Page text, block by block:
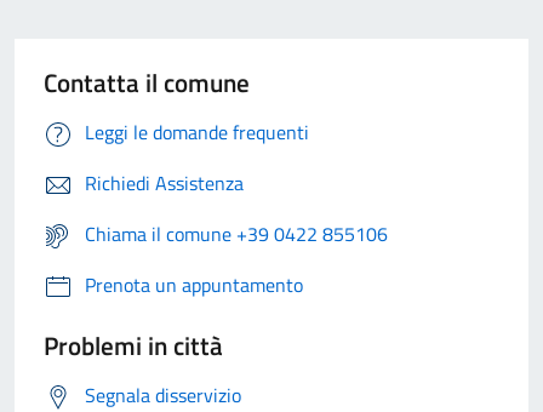
Contatta il comune
Leggi le domande frequenti
Richiedi Assistenza
Chiama il comune +39 0422 855106
Prenota un appuntamento
Problemi in città
Segnala disservizio